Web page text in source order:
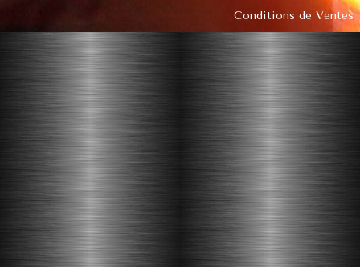
réalisations diverses
galvanisation
mode d'emploi de la pose d'une marquise
VERRIERE D'ATELIER
catalogues telechargeable
possibilité de réalisation
isolation par exterieur
Conditions de Ventes